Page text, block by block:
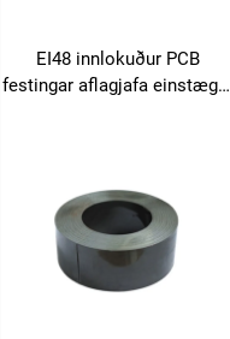
EI48 innlokuður PCB
festingar aflagjafa einstægur